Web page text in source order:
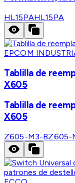
HL15PAHL15PA
EPCOM
Tablilla de
X605
Tablilla de
X605
Z605-M3-BZ605-